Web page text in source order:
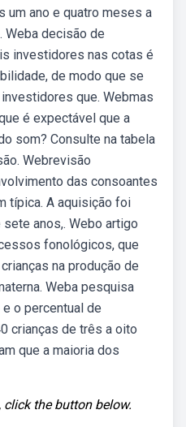
um ano e quatro meses a
Weba decisão de
investidores nas cotas é
de modo que se
que. Webmas
é expectável que a
som? Consulte na tabela
Webrevisão
das consoantes
típica. A aquisição foi
anos,. Webo artigo
fonológicos, que
na produção de
Weba pesquisa
o percentual de
crianças de três a oito
que a maioria dos
the button below.